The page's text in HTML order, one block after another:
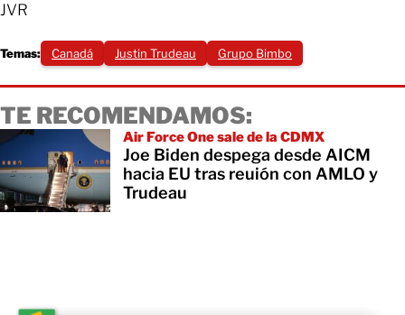
JVR
Temas: Canadá Justin Trudeau Grupo Bimbo
TE RECOMENDAMOS:
Air Force One sale de la CDMX
Joe Biden despega desde AICM
hacia EU tras reuión con AMLO y
Trudeau